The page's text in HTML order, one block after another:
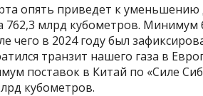
опять приведет к уменьшению
762,3 млрд кубометров. Минимум
чего в 2024 году был
транзит нашего газа в
поставок в Китай по «Силе
кубометров.